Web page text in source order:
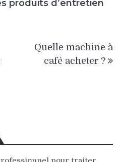
produits d’entretien
Quelle machine à
café acheter ?